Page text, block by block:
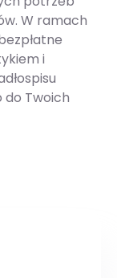
W ramach
i
do Twoich